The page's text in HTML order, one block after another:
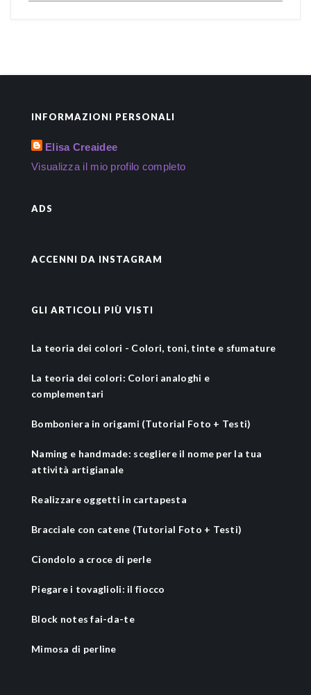
INFORMAZIONI PERSONALI
Elisa Creaidee
Visualizza il mio profilo completo
ADS
ACCENNI DA INSTAGRAM
GLI ARTICOLI PIÙ VISTI
La teoria dei colori - Colori, toni, tinte e sfumature
La teoria dei colori: Colori analoghi e
complementari
Bomboniera in origami (Tutorial Foto + Testi)
Naming e handmade: scegliere il nome per la tua
attività artigianale
Realizzare oggetti in cartapesta
Bracciale con catene (Tutorial Foto + Testi)
Ciondolo a croce di perle
Piegare i tovaglioli: il fiocco
Block notes fai-da-te
Mimosa di perline